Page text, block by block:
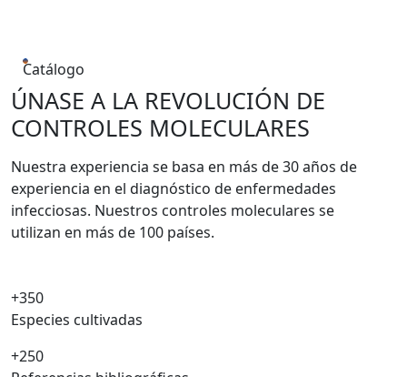
Catálogo
ÚNASE A LA REVOLUCIÓN DE
CONTROLES MOLECULARES
Nuestra experiencia se basa en más de 30 años de
experiencia en el diagnóstico de enfermedades
infecciosas. Nuestros controles moleculares se
utilizan en más de 100 países.
+350
Especies cultivadas
+250